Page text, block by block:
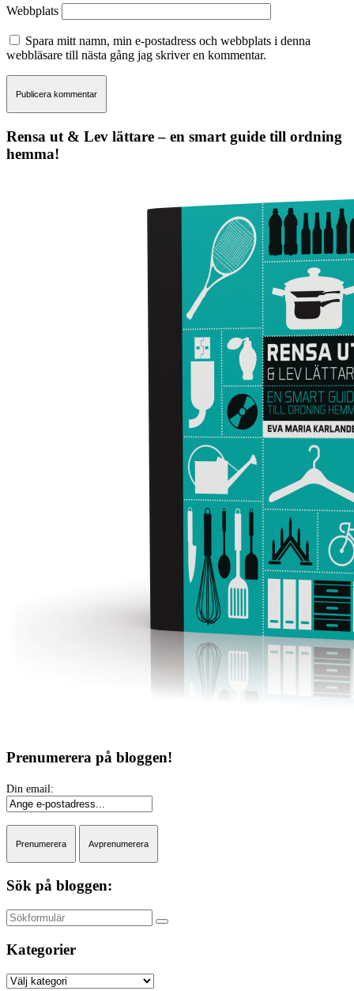
Webbplats
Spara mitt namn, min e-postadress och webbplats i denna
webbläsare till nästa gång jag skriver en kommentar.
Rensa ut & Lev lättare – en smart guide till ordning
hemma!
Prenumerera på bloggen!
Sök på bloggen:
Sök
Kategorier
Kategorier